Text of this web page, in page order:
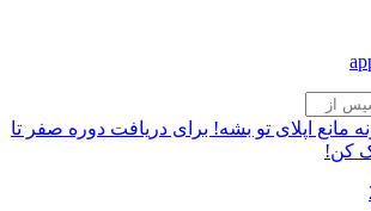
مانع اپلای تو بشه! برای دریافت دوره صفر تا
کن!